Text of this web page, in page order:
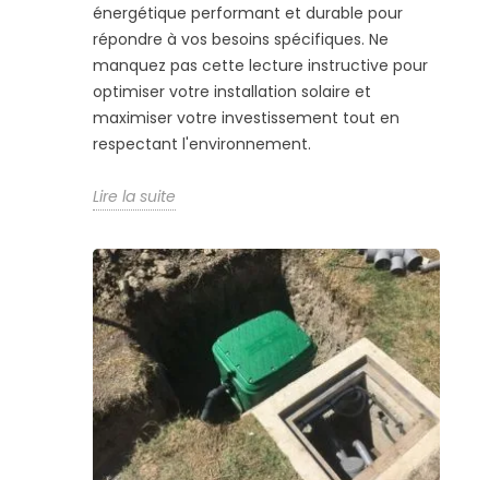
énergétique performant et durable pour
répondre à vos besoins spécifiques. Ne
manquez pas cette lecture instructive pour
optimiser votre installation solaire et
maximiser votre investissement tout en
respectant l'environnement.
Lire la suite